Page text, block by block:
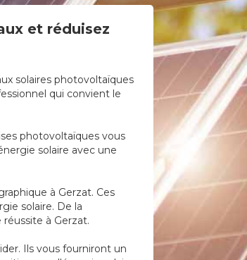
et réduisez
solaires photovoltaïques
qui convient le
photovoltaïques vous
solaire avec une
à Gerzat. Ces
solaire. De la
à Gerzat.
Ils vous fourniront un